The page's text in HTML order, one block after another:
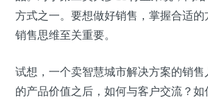
方式之一。要想做好销售，掌握合适
销售思维至关重要。
试想，一个卖智慧城市解决方案的销售
的产品价值之后，如何与客户交流？如